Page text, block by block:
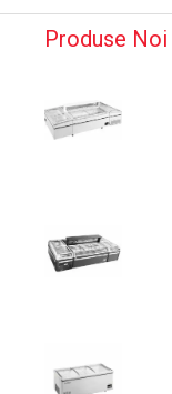
Produse Noi